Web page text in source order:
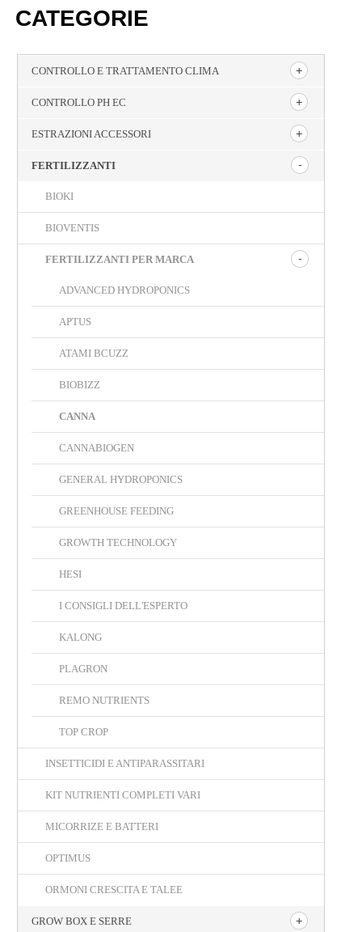
CATEGORIE
CONTROLLO E TRATTAMENTO CLIMA
CONTROLLO PH EC
ESTRAZIONI ACCESSORI
FERTILIZZANTI
BIOKI
BIOVENTIS
FERTILIZZANTI PER MARCA
ADVANCED HYDROPONICS
APTUS
ATAMI BCUZZ
BIOBIZZ
CANNA
CANNABIOGEN
GENERAL HYDROPONICS
GREENHOUSE FEEDING
GROWTH TECHNOLOGY
HESI
I CONSIGLI DELL'ESPERTO
KALONG
PLAGRON
REMO NUTRIENTS
TOP CROP
INSETTICIDI E ANTIPARASSITARI
KIT NUTRIENTI COMPLETI VARI
MICORRIZE E BATTERI
OPTIMUS
ORMONI CRESCITA E TALEE
GROW BOX E SERRE